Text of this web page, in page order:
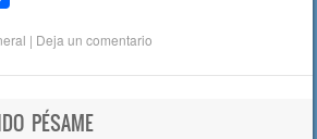
o
m
| Deja un comentario
PÉSAME